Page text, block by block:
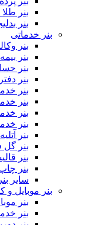
بنر
بنر
بنر خدماتی
بنر
بنر بیمه
بنر
بنر
بنر
بنر
بنر
بنر
بنر
بنر
بنر
بنر
سایر بنر
بنر موبایل و
بنر
بنر